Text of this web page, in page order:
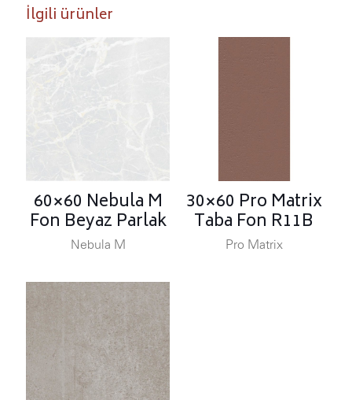
İlgili ürünler
60×60 Nebula M
Fon Beyaz Parlak
Nebula M
30×60 Pro Matrix
Taba Fon R11B
Pro Matrix